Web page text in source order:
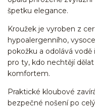
špetku elegance.
Kroužek je vyroben z
hypoalergenního,
pokožku a odolává
pro ty, kdo nechtějí
komfortem.
Praktické kloubové
bezpečné nošení po